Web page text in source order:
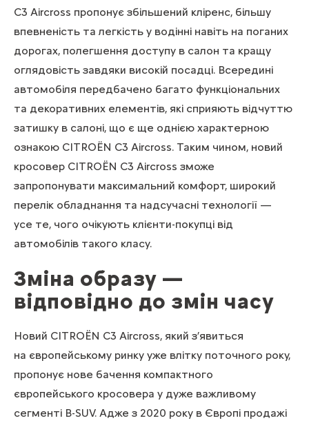
C3 Aircross пропонує збільшений кліренс, більшу
впевненість та легкість у водінні навіть на поганих
дорогах, полегшення доступу в салон та кращу
оглядовість завдяки високій посадці. Всередині
автомобіля передбачено багато функціональних
та декоративних елементів, які сприяють відчуттю
затишку в салоні, що є ще однією характерною
ознакою CITROЁN C3 Aircross. Таким чином, новий
кросовер CITROЁN C3 Aircross зможе
запропонувати максимальний комфорт, широкий
перелік обладнання та надсучасні технології —
усе те, чого очікують клієнти-покупці від
автомобілів такого класу.
Зміна образу —
відповідно до змін часу
Новий CITROЁN C3 Aircross, який з’явиться
на європейському ринку уже влітку поточного року,
пропонує нове бачення компактного
європейського кросовера у дуже важливому
сегменті B-SUV. Адже з 2020 року в Європі продажі